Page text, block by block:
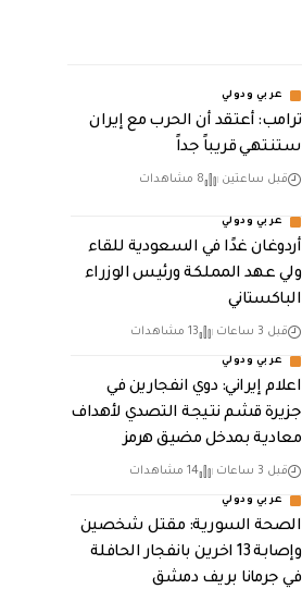
عربي ودولي
‏ترامب: أعتقد أن الحرب مع إيران
ستنتهي قريباً جداً
قبل ساعتين 8 مشاهدات
عربي ودولي
أردوغان غدًا في السعودية للقاء
ولي عهد المملكة ورئيس الوزراء
الباكستاني
قبل 3 ساعات 13 مشاهدات
عربي ودولي
اعلام إيراني: دوي انفجارين في
جزيرة قشم نتيجة التصدي لأهداف
معادية بمدخل مضيق هرمز
قبل 3 ساعات 14 مشاهدات
عربي ودولي
الصحة السورية: مقتل شخصين
وإصابة 13 اخرين بانفجار الحافلة
في جرمانا بريف دمشق